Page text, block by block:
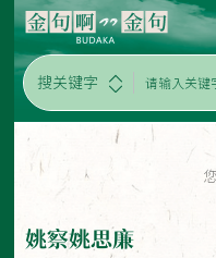
搜关键字
姚察姚思廉